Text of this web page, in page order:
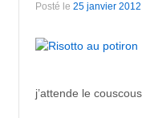
Posté le 25 janvier 2012
j’attende le couscous